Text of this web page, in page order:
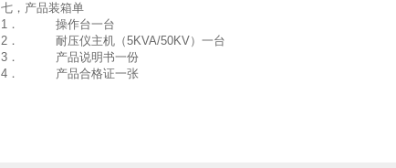
七，产品装箱单
1． 操作台一台
2． 耐压仪主机（5KVA/50KV）一台
3． 产品说明书一份
4． 产品合格证一张